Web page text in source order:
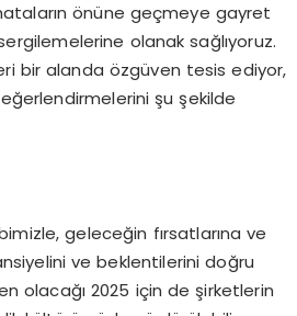
önüne geçmeye gayret
olanak sağlıyoruz.
bir alanda özgüven tesis ediyor,
şu şekilde
geleceğin fırsatlarına ve
ve beklentilerini doğru
olacağı 2025 için de şirketlerin